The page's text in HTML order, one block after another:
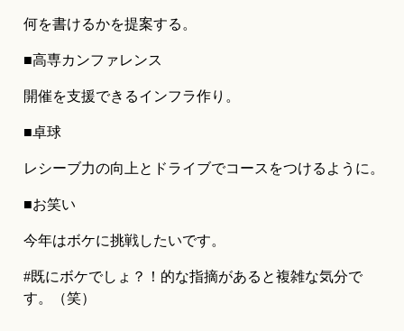
何を書けるかを提案する。
■高専カンファレンス
開催を支援できるインフラ作り。
■卓球
レシーブ力の向上とドライブでコースをつけるように。
■お笑い
今年はボケに挑戦したいです。
#既にボケでしょ？！的な指摘があると複雑な気分で
す。（笑）